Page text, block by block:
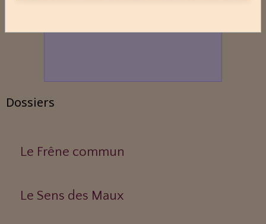
Dossiers
Le Frêne commun
Le Sens des Maux